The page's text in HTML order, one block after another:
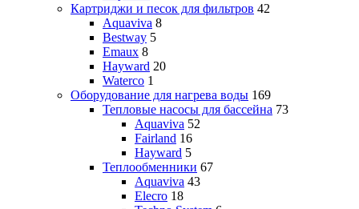
Картриджи и песок для фильтров 42
Aquaviva 8
Bestway 5
Emaux 8
Hayward 20
Waterco 1
Оборудование для нагрева воды 169
Тепловые насосы для бассейна 73
Aquaviva 52
Fairland 16
Hayward 5
Теплообменники 67
Aquaviva 43
Elecro 18